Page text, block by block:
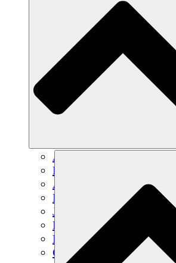
Agricultura sostenible
Recuperación de
Agua limpia
Empoderamiento de la
Jóvenes y estudiantes
Preservación cultural y
Desarrollo de capacidades
Créditos de carbono